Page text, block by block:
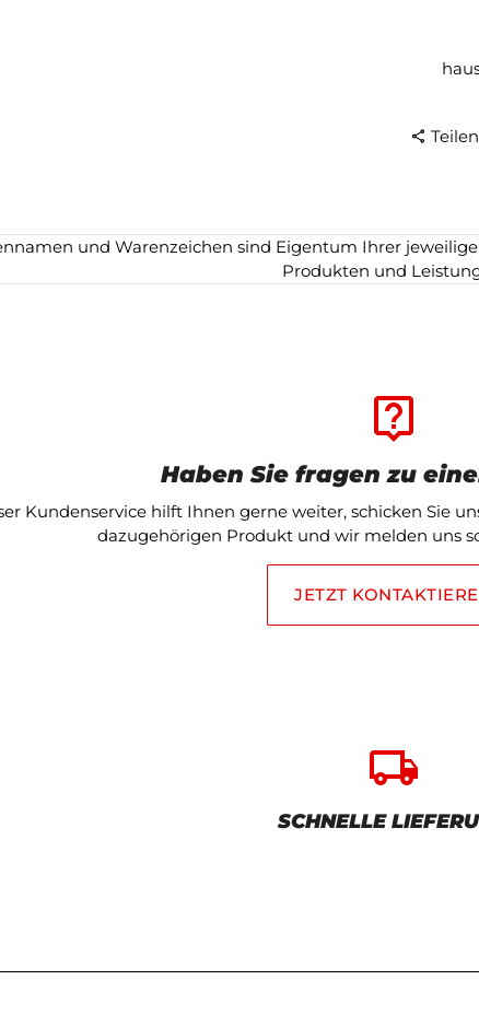
share Teilen
und Warenzeichen sind Eigentum Ihrer
Produkten und
live_help
Haben Sie fragen zu
Kundenservice hilft Ihnen gerne weiter, schicken Sie
dazugehörigen Produkt und wir melden uns
JETZT
local_shipping
SCHNELLE